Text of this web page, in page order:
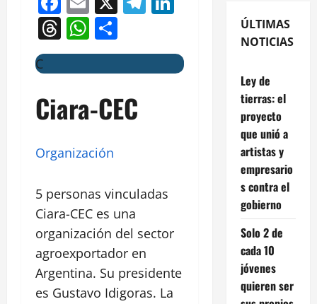
Threads
WhatsApp
C
Ciara-CEC
Organización
5 personas vinculadas
Ciara-CEC es una
organización del sector
agroexportador en
Argentina. Su presidente
es Gustavo Idigoras. La
ÚLTIMAS
NOTICIAS
Ley de
tierras: el
proyecto
que unió a
artistas y
empresario
s contra el
gobierno
Solo 2 de
cada 10
jóvenes
quieren ser